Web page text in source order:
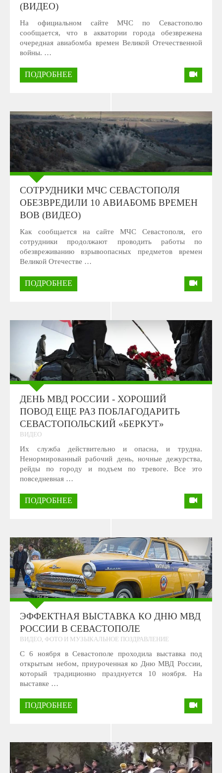
(ВИДЕО)
На официальном сайте МЧС по Севастополю
сообщается, что в акватории города обезврежена
очередная авиабомба времен Великой Отечественной
войны. …
ПОДРОБНЕЕ
СОТРУДНИКИ МЧС СЕВАСТОПОЛЯ
ОБЕЗВРЕДИЛИ 10 АВИАБОМБ ВРЕМЕН
ВОВ (ВИДЕО)
Как сообщается на сайте МЧС Севастополя, его
сотрудники продолжают проводить работы по
обезвреживанию взрывоопасных предметов времен
Великой Отечестве …
ПОДРОБНЕЕ
ДЕНЬ МВД РОССИИ - ХОРОШИЙ
ПОВОД ЕЩЕ РАЗ ПОБЛАГОДАРИТЬ
СЕВАСТОПОЛЬСКИЙ «БЕРКУТ»
ВИДЕО
Их служба действительно и опасна, и трудна.
Ненормированный рабочий день, ночные дежурства,
рейды по городу и подъем по тревоге. Все это
повседневная …
ПОДРОБНЕЕ
ЭФФЕКТНАЯ ВЫСТАВКА КО ДНЮ МВД
РОССИИ В СЕВАСТОПОЛЕ
ВИДЕО, ФОТО И МУЗЫКАЛЬНОЕ ПОЗДРАВЛЕНИЕ
С 6 ноября в Севастополе проходила выставка под
открытым небом, приуроченная ко Дню МВД России,
который традиционно празднуется 10 ноября. На
выставке …
ПОДРОБНЕЕ